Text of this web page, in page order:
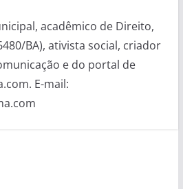
acadêmico de Direito,
BA), ativista social, criador
e do portal de
E-mail: